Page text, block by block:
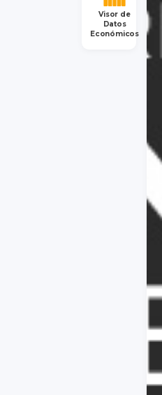
Visor de
Datos
Económicos